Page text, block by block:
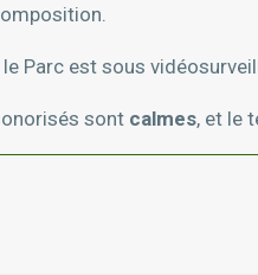
le Parc est sous
sont calmes, et le